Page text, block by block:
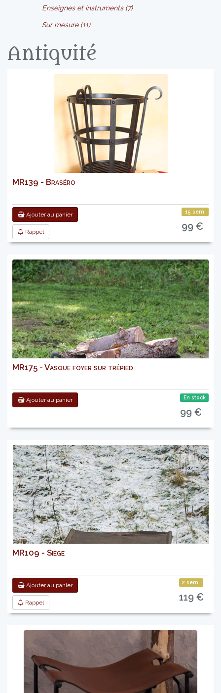
Enseignes et instruments (7)
Sur mesure (11)
Antiquité
MR139 - Braséro
Ajouter au panier
Rappel
15 sem.
99 €
MR175 - Vasque foyer sur trépied
Ajouter au panier En stock
99 €
MR109 - Siège
Ajouter au panier
Rappel
2 sem.
119 €